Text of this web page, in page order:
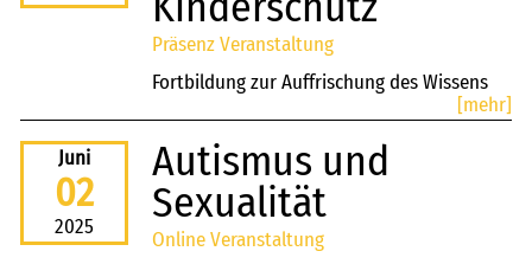
Neben diesen und anderen Fragen wird es
viel Raum für konkrete Fragen und
Alltagsbeispiele geben.
Präsenz Veranstaltung
Fortbildung zur Auffrischung des Wissens
[mehr]
Juni
02
2025
Autismus und
Sexualität
Online Veranstaltung